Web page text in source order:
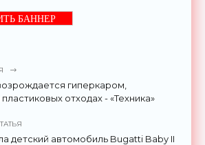
БАННЕР
гиперкаром,
отходах - «Техника»
детский автомобиль Bugatti Baby II